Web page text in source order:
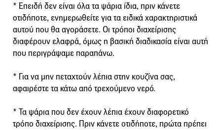
* Επειδή δεν είναι όλα τα ψάρια ίδια, πριν κάνετε
οτιδήποτε, ενημερωθείτε για τα ειδικά χαρακτηριστικά
αυτού που θα αγοράσετε. Οι τρόποι διαχείρισης
διαφέρουν ελαφρά, όμως η βασική διαδικασία είναι αυτή
που περιγράψαμε παραπάνω.
* Για να μην πεταχτούν λέπια στην κουζίνα σας,
αφαιρέστε τα κάτω από τρεχούμενο νερό.
* Τα ψάρια που δεν έχουν λέπια έχουν διαφορετικό
τρόπο διαχείρισης. Πριν κάνετε οτιδήποτε, πρώτα πρέπει